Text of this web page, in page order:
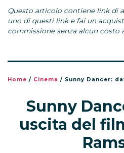
Questo articolo contiene link di
uno di questi link e fai un
commissione senza alcun costo
Home / Cinema / Sunny Dancer: data
Sunny
uscita del